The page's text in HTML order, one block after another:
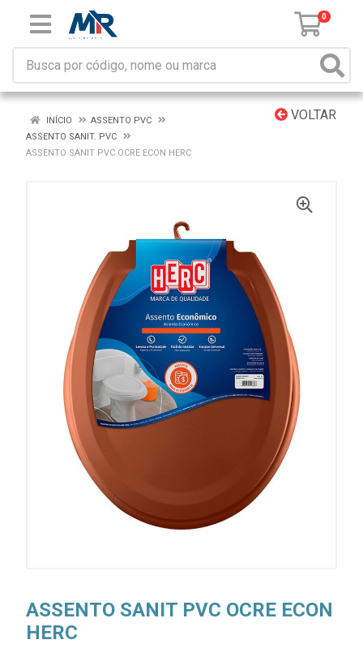
0
VOLTAR
INÍCIO
ASSENTO PVC
ASSENTO SANIT. PVC
ASSENTO SANIT PVC OCRE ECON HERC
ASSENTO SANIT PVC OCRE ECON
HERC